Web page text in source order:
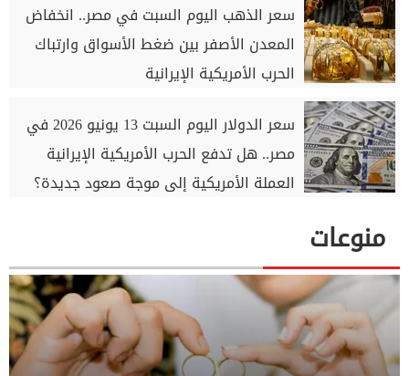
سعر الذهب اليوم السبت في مصر.. انخفاض
المعدن الأصفر بين ضغط الأسواق وارتباك
الحرب الأمريكية الإيرانية
سعر الدولار اليوم السبت 13 يونيو 2026 في
مصر.. هل تدفع الحرب الأمريكية الإيرانية
العملة الأمريكية إلى موجة صعود جديدة؟
منوعات